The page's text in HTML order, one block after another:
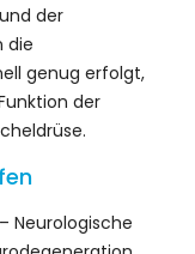
der
die
genug erfolgt,
der
Neurologische